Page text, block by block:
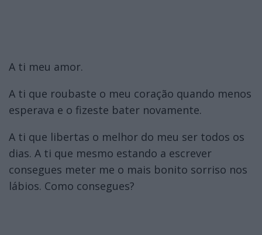
A ti meu amor.
A ti que roubaste o meu coração quando menos
esperava e o fizeste bater novamente.
A ti que libertas o melhor do meu ser todos os
dias. A ti que mesmo estando a escrever
consegues meter me o mais bonito sorriso nos
lábios. Como consegues?